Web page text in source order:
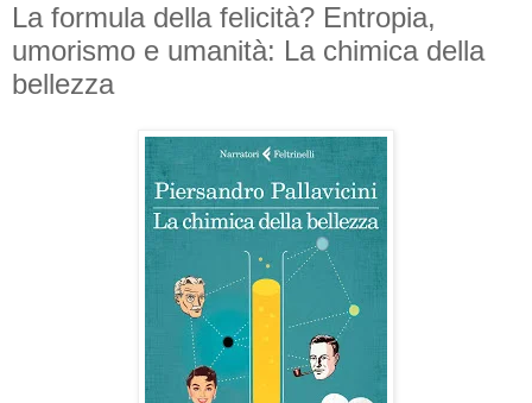
La formula della felicità? Entropia,
umorismo e umanità: La chimica della
bellezza